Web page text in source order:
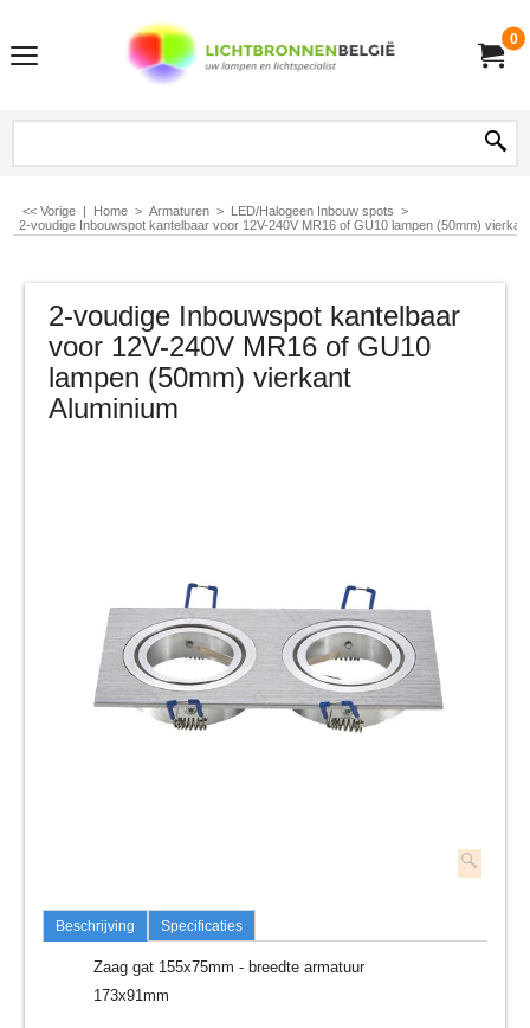
0
<< Vorige | Home > Armaturen > LED/Halogeen Inbouw spots >
2-voudige Inbouwspot kantelbaar voor 12V-240V MR16 of GU10 lampen (50mm)
2-voudige Inbouwspot kantelbaar
voor 12V-240V MR16 of GU10
lampen (50mm) vierkant
Aluminium
Beschrijving Specificaties
Zaag gat 155x75mm - breedte armatuur
173x91mm